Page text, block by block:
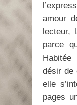
amour
lecteur,
parce
désir de
elle
pages